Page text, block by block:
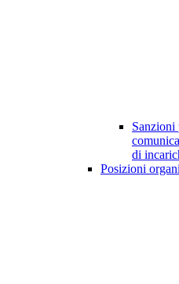
Sanzioni
di
Posizioni